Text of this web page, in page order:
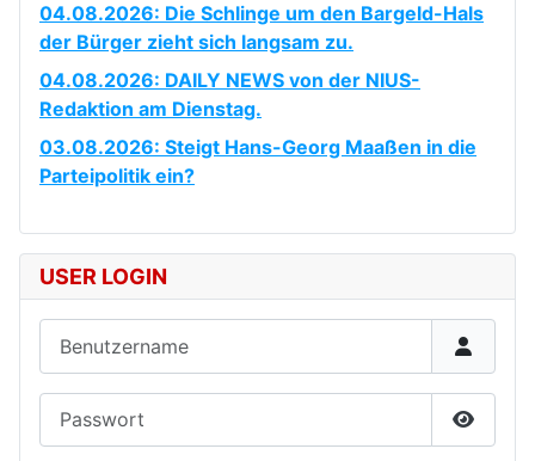
04.08.2026: Die Schlinge um den Bargeld-Hals
der Bürger zieht sich langsam zu.
04.08.2026: DAILY NEWS von der NIUS-
Redaktion am Dienstag.
03.08.2026: Steigt Hans-Georg Maaßen in die
Parteipolitik ein?
USER LOGIN